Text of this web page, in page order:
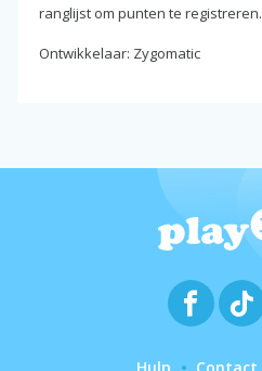
ranglijst om punten te registreren.
Ontwikkelaar: Zygomatic